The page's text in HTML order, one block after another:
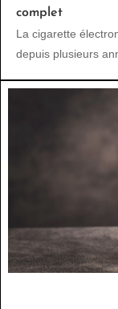
complet
La cigarette
depuis plusieurs